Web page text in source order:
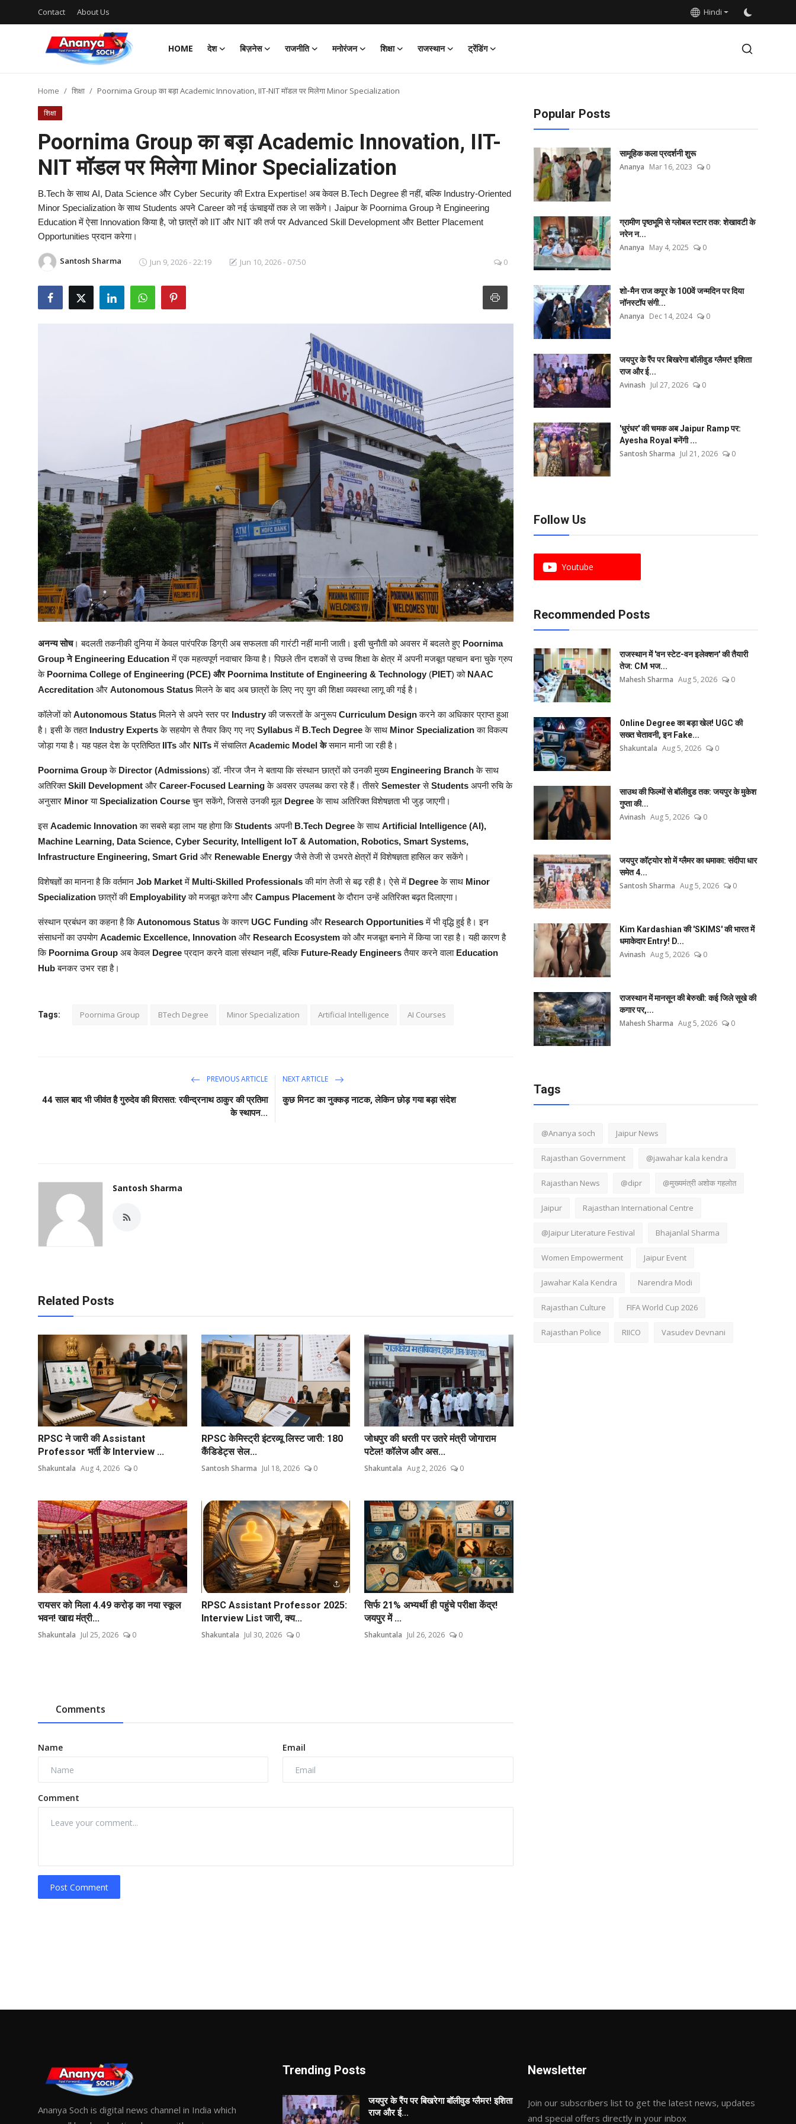
Contact About Us Hindi
HOME देश बिज़नेस राजनीति मनोरंजन शिक्षा राजस्थान ट्रेंडिंग
Contact
About Us
राजस्थान
Home शिक्षा Poornima Group का बड़ा Academic Innovation, IIT-NIT मॉडल पर मिलेगा Minor Specialization
शिक्षा
Poornima Group का बड़ा Academic Innovation, IIT-
NIT मॉडल पर मिलेगा Minor Specialization
B.Tech के साथ AI, Data Science और Cyber Security की Extra Expertise! अब केवल B.Tech Degree ही नहीं, बल्कि Industry-Oriented
Minor Specialization के साथ Students अपने Career को नई ऊंचाइयों तक ले जा सकेंगे। Jaipur के Poornima Group ने Engineering
Education में ऐसा Innovation किया है, जो छात्रों को IIT और NIT की तर्ज पर Advanced Skill Development और Better Placement
Opportunities प्रदान करेगा।
Santosh Sharma Jun 9, 2026 - 22:19 Jun 10, 2026 - 07:50 0
अनन्य सोच। बदलती तकनीकी दुनिया में केवल पारंपरिक डिग्री अब सफलता की गारंटी नहीं मानी जाती। इसी चुनौती को अवसर में बदलते हुए Poornima
Group ने Engineering Educationमें एक महत्वपूर्ण नवाचार किया है। पिछले तीन दशकों से उच्च शिक्षा के क्षेत्र में अपनी मजबूत पहचान बना चुके ग्रुप
के Poornima College of Engineering (PCE) और Poornima Institute of Engineering & Technology (PIET) को NAAC
Accreditation और Autonomous Statusमिलने के बाद अब छात्रों के लिए नए युग की शिक्षा व्यवस्था लागू की गई है।
कॉलेजों कोAutonomous Statusमिलने से अपने स्तर पर Industryकी जरूरतों के अनुरूपCurriculum Designकरने का अधिकार प्राप्त हुआ
है। इसी के तहत Industry Expertsके सहयोग से तैयार किए गए नए Syllabusमें B.Tech Degreeके साथ Minor Specializationका विकल्प
जोड़ा गया है। यह पहल देश के प्रतिष्ठित IITs और NITsमें संचालितAcademic Model केसमान मानी जा रही है।
Poornima Groupके Director (Admissions) डॉ. नीरज जैन ने बताया कि संस्थान छात्रों को उनकी मुख्य Engineering Branchके साथ
अतिरिक्तSkill Development और Career-Focused Learningके अवसर उपलब्ध करा रहे हैं। तीसरे SemesterसेStudents अपनी रुचि के
अनुसार MinorयाSpecialization Courseचुन सकेंगे, जिससे उनकी मूल Degreeके साथ अतिरिक्त विशेषज्ञता भी जुड़ जाएगी।
इसAcademic Innovationका सबसे बड़ा लाभ यह होगा किStudents अपनीB.Tech Degreeके साथ Artificial Intelligence (AI),
Machine Learning, Data Science, Cyber Security, Intelligent IoT & Automation, Robotics, Smart Systems,
Infrastructure Engineering, Smart Grid और Renewable Energyजैसे तेजी से उभरते क्षेत्रों में विशेषज्ञता हासिल कर सकेंगे।
विशेषज्ञों का मानना है कि वर्तमान Job Marketमें Multi-Skilled Professionalsकी मांग तेजी से बढ़ रही है। ऐसे में Degreeके साथ Minor
Specializationछात्रों की Employabilityको मजबूत करेगा और Campus Placementके दौरान उन्हें अतिरिक्त बढ़त दिलाएगा।
संस्थान प्रबंधन का कहना है किAutonomous Statusके कारण UGC Funding और Research Opportunitiesमें भी वृद्धि हुई है। इन
संसाधनों का उपयोग Academic Excellence, Innovation और Research Ecosystemको और मजबूत बनाने में किया जा रहा है। यही कारण है
कि Poornima Group अब केवल Degreeप्रदान करने वाला संस्थान नहीं, बल्कि Future-Ready Engineersतैयार करने वाला Education
Hubबनकर उभर रहा है।
Tags: Poornima Group BTech Degree Minor Specialization Artificial Intelligence AI Courses
PREVIOUS ARTICLE
44 साल बाद भी जीवंत है गुरुदेव की विरासत: रवीन्द्रनाथ ठाकुर की प्रतिमा
के स्थापन...
NEXT ARTICLE
कुछ मिनट का नुक्कड़ नाटक, लेकिन छोड़ गया बड़ा संदेश
Santosh Sharma
Related Posts
RPSC ने जारी की Assistant
Professor भर्ती के Interview ...
Shakuntala Aug 4, 2026 0
RPSC केमिस्ट्री इंटरव्यू लिस्ट जारी: 180
कैंडिडेट्स सेल...
Santosh Sharma Jul 18, 2026 0
जोधपुर की धरती पर उतरे मंत्री जोगाराम
पटेल! कॉलेज और अस...
Shakuntala Aug 2, 2026 0
रायसर को मिला 4.49 करोड़ का नया स्कूल
भवन! खाद्य मंत्री...
Shakuntala Jul 25, 2026 0
RPSC Assistant Professor 2025:
Interview List जारी, क्य...
Shakuntala Jul 30, 2026 0
सिर्फ 21% अभ्यर्थी ही पहुंचे परीक्षा केंद्र!
जयपुर में ...
Shakuntala Jul 26, 2026 0
Comments
Name Email
Comment
Post Comment
Popular Posts
सामूहिक कला प्रदर्शनी शुरू
Ananya Mar 16, 2023 0
ग्रामीण पृष्ठभूमि से ग्लोबल स्टार तक: शेखावटी के
नरेन न...
Ananya May 4, 2025 0
शो-मैन राज कपूर के 100वें जन्मदिन पर दिया
नॉनस्टॉप संगी...
Ananya Dec 14, 2024 0
जयपुर के रैंप पर बिखरेगा बॉलीवुड ग्लैमर! इशिता
राज और ई...
Avinash Jul 27, 2026 0
'धुरंधर' की चमक अब Jaipur Ramp पर:
Ayesha Royal बनेंगी ...
Santosh Sharma Jul 21, 2026 0
Follow Us
Youtube
Recommended Posts
राजस्थान में 'वन स्टेट-वन इलेक्शन' की तैयारी
तेज: CM भज...
Mahesh Sharma Aug 5, 2026 0
Online Degree का बड़ा खेल! UGC की
सख्त चेतावनी, इन Fake...
Shakuntala Aug 5, 2026 0
साउथ की फिल्मों से बॉलीवुड तक: जयपुर के मुकेश
गुप्ता की...
Avinash Aug 5, 2026 0
जयपुर कॉट्योर शो में ग्लैमर का धमाका: संदीपा धार
समेत 4...
Santosh Sharma Aug 5, 2026 0
Kim Kardashian की 'SKIMS' की भारत में
धमाकेदार Entry! D...
Avinash Aug 5, 2026 0
राजस्थान में मानसून की बेरुखी: कई जिले सूखे की
कगार पर,...
Mahesh Sharma Aug 5, 2026 0
Tags
@Ananya soch Jaipur News
Rajasthan Government @jawahar kala kendra
Rajasthan News @dipr @मुख्यमंत्री अशोक गहलोत
Jaipur Rajasthan International Centre
@Jaipur Literature Festival Bhajanlal Sharma
Women Empowerment Jaipur Event
Jawahar Kala Kendra Narendra Modi
Rajasthan Culture FIFA World Cup 2026
Rajasthan Police RIICO Vasudev Devnani
Ananya Soch is digital news channel in India which
Trending Posts
जयपुर के रैंप पर बिखरेगा बॉलीवुड ग्लैमर! इशिता
राज और ई...
Newsletter
Join our subscribers list to get the latest news, updates
and special offers directly in your inbox